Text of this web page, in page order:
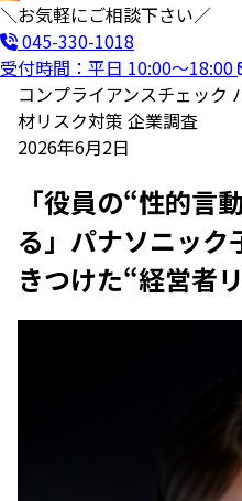
＼お気軽にご相談下さい／
045-330-1018
受付時間：平日 10:00〜18:00
コンプライアンスチェック
材リスク対策 企業調査
2026年6月2日
「役員の“性的言
る」――パナソニッ
きつけた“経営者